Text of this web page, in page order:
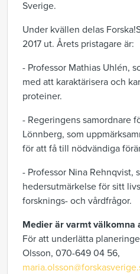
Sverige.
Under kvällen delas
2017 ut. Årets pristagare är:
- Professor Mathias Uhlén,
med att karaktärisera och
proteiner.
- Regeringens samordnare
Lönnberg, som
för att få till nödvändiga
- Professor Nina Rehnqvist,
hedersutmärkelse för sitt
forsknings- och vårdfrågor.
Medier är varmt välkomna
För att underlätta
Olsson, 070-649 04 56,